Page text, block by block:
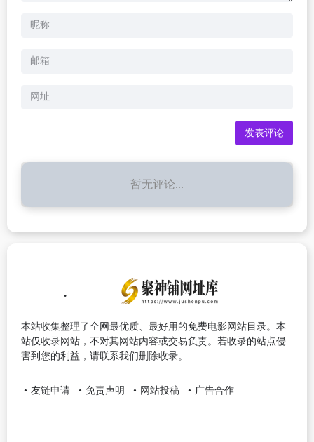
暂无评论...
本站收集整理了全网最优质、最好用的免费电影网站目录。本
站仅收录网站，不对其网站内容或交易负责。若收录的站点侵
害到您的利益，请联系我们删除收录。
友链申请 免责声明 网站投稿 广告合作